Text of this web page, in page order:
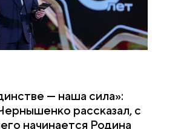
— наша сила»:
рассказал, с
начинается Родина